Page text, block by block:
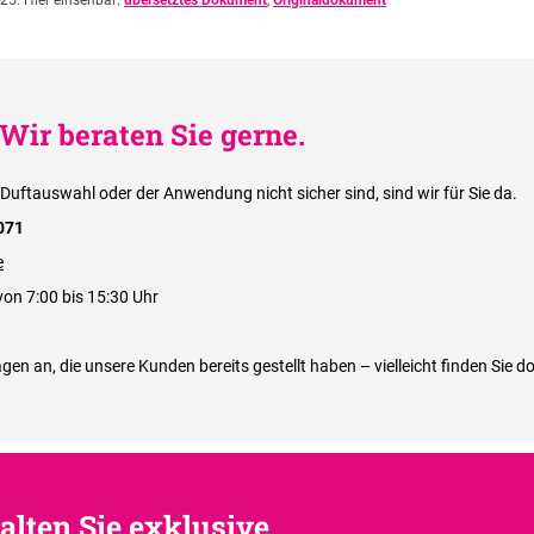
beraten Sie gerne.
oder der Anwendung nicht sicher sind, sind wir für Sie da.
7:00 bis 15:30 Uhr
an, die unsere Kunden bereits gestellt haben – vielleicht finden Sie
Sie exklusive